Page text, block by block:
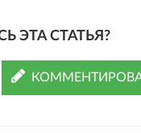
ЭТА СТАТЬЯ?